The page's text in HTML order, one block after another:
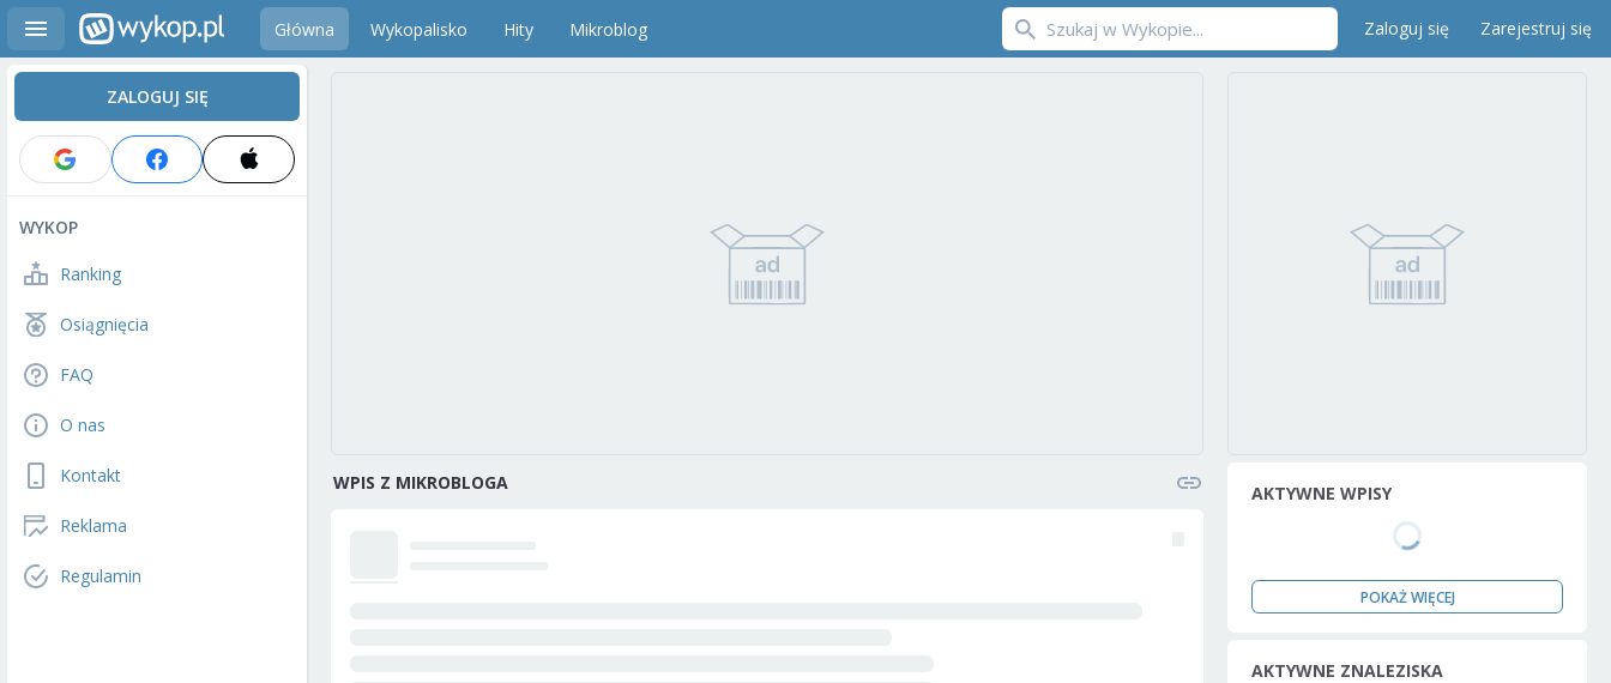
Główna Wykopalisko Hity Mikroblog Zaloguj się Zarejestruj się
ZALOGUJ SIĘ
WYKOP
Ranking
Osiągnięcia
FAQ
O nas
Kontakt
Reklama
Regulamin
WPIS Z MIKROBLOGA AKTYWNE WPISY
POKAŻ WIĘCEJ
AKTYWNE ZNALEZISKA